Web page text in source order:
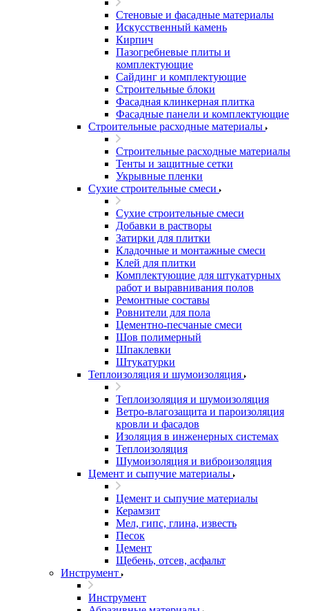
Стеновые и фасадные материалы
Искусственный камень
Кирпич
Пазогребневые плиты и
комплектующие
Сайдинг и комплектующие
Строительные блоки
Фасадная клинкерная плитка
Фасадные панели и комплектующие
Строительные расходные материалы
Строительные расходные материалы
Тенты и защитные сетки
Укрывные пленки
Сухие строительные смеси
Сухие строительные смеси
Добавки в растворы
Затирки для плитки
Кладочные и монтажные смеси
Клей для плитки
Комплектующие для штукатурных
работ и выравнивания полов
Ремонтные составы
Ровнители для пола
Цементно-песчаные смеси
Шов полимерный
Шпаклевки
Штукатурки
Теплоизоляция и шумоизоляция
Теплоизоляция и шумоизоляция
Ветро-влагозащита и пароизоляция
кровли и фасадов
Изоляция в инженерных системах
Теплоизоляция
Шумоизоляция и виброизоляция
Цемент и сыпучие материалы
Цемент и сыпучие материалы
Керамзит
Мел, гипс, глина, известь
Песок
Цемент
Щебень, отсев, асфальт
Инструмент
Инструмент